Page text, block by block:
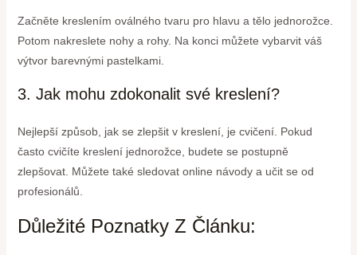
Začněte kreslením oválného tvaru pro hlavu a tělo jednorožce.
Potom nakreslete nohy a rohy. Na konci můžete vybarvit váš
výtvor barevnými pastelkami.
3. Jak mohu zdokonalit své kreslení?
Nejlepší způsob, jak se zlepšit v kreslení, je cvičení. Pokud
často cvičíte kreslení jednorožce, budete se postupně
zlepšovat. Můžete také sledovat online návody a učit se od
profesionálů.
Důležité Poznatky Z Článku: